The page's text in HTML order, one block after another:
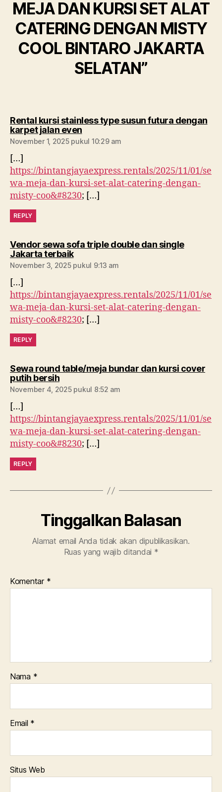
MEJA DAN KURSI SET ALAT
CATERING DENGAN MISTY
COOL BINTARO JAKARTA
SELATAN”
Rental kursi stainless type susun futura dengan
karpet jalan evenberkomentar:
November 1, 2025 pukul 10:29 am
[…]
https://bintangjayaexpress.rentals/2025/11/01/se
wa-meja-dan-kursi-set-alat-catering-dengan-
misty-coo&#8230; […]
REPLY
Vendor sewa sofa triple double dan single
Jakarta terbaikberkomentar:
November 3, 2025 pukul 9:13 am
[…]
https://bintangjayaexpress.rentals/2025/11/01/se
wa-meja-dan-kursi-set-alat-catering-dengan-
misty-coo&#8230; […]
REPLY
Sewa round table/meja bundar dan kursi cover
putih bersihberkomentar:
November 4, 2025 pukul 8:52 am
[…]
https://bintangjayaexpress.rentals/2025/11/01/se
wa-meja-dan-kursi-set-alat-catering-dengan-
misty-coo&#8230; […]
REPLY
Tinggalkan Balasan
Alamat email Anda tidak akan dipublikasikan.
Ruas yang wajib ditandai *
Komentar *
Nama *
Email *
Situs Web